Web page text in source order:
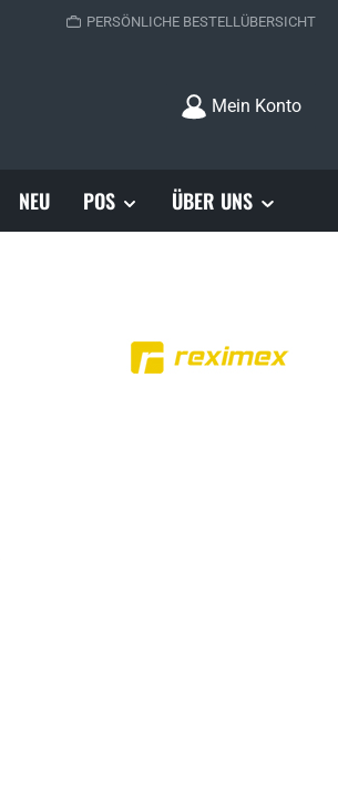
PERSÖNLICHE BESTELLÜBERSICHT
Mein Konto
NEU POS ÜBER UNS